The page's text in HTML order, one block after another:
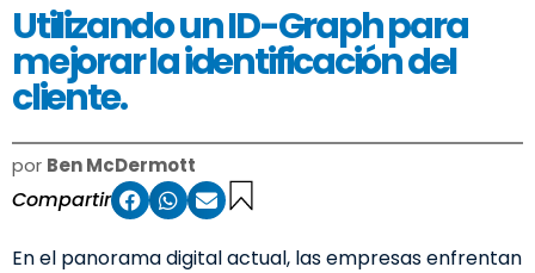
Utilizando un ID-Graph para
mejorar la identificación del
cliente.
por Ben McDermott
Compartir
En el panorama digital actual, las empresas enfrentan